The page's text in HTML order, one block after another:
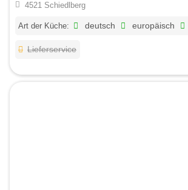
4521 Schiedlberg
Art der Küche: deutsch europäisch
Lieferservice